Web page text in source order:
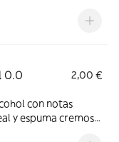
0.0
2,00 €
con notas
y espuma cremosa